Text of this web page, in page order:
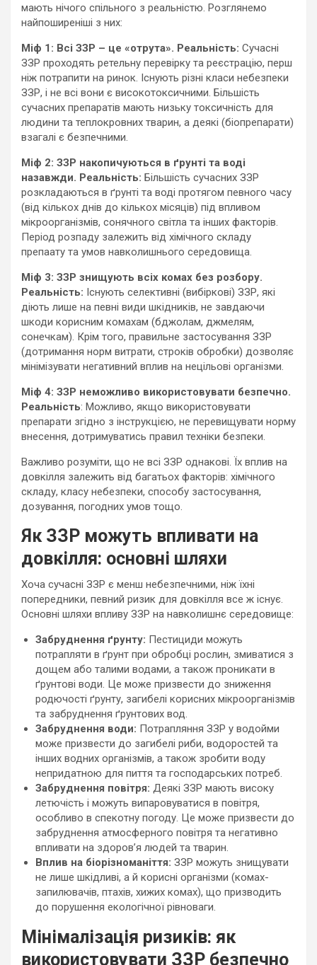
мають нічого спільного з реальністю. Розглянемо
найпоширеніші з них:
Міф 1: Всі ЗЗР – це «отрута». Реальність: Сучасні
ЗЗР проходять ретельну перевірку та реєстрацію, перш
ніж потрапити на ринок. Існують різні класи небезпеки
ЗЗР, і не всі вони є високотоксичними. Більшість
сучасних препаратів мають низьку токсичність для
людини та теплокровних тварин, а деякі (біопрепарати)
взагалі є безпечними.
Міф 2: ЗЗР накопичуються в ґрунті та воді
назавжди. Реальність: Більшість сучасних ЗЗР
розкладаються в ґрунті та воді протягом певного часу
(від кількох днів до кількох місяців) під впливом
мікроорганізмів, сонячного світла та інших факторів.
Період розпаду залежить від хімічного складу
препаату та умов навколишнього середовища.
Міф 3: ЗЗР знищують всіх комах без розбору.
Реальність: Існують селективні (вибіркові) ЗЗР, які
діють лише на певні види шкідників, не завдаючи
шкоди корисним комахам (бджолам, джмелям,
сонечкам). Крім того, правильне застосування ЗЗР
(дотримання норм витрати, строків обробки) дозволяє
мінімізувати негативний вплив на нецільові організми.
Міф 4: ЗЗР неможливо використовувати безпечно.
Реальність: Можливо, якщо використовувати
препарати згідно з інструкцією, не перевищувати норму
внесення, дотримуватись правил техніки безпеки.
Важливо розуміти, що не всі ЗЗР однакові. Їх вплив на
довкілля залежить від багатьох факторів: хімічного
складу, класу небезпеки, способу застосування,
дозування, погодних умов тощо.
Як ЗЗР можуть впливати на
довкілля: основні шляхи
Хоча сучасні ЗЗР є менш небезпечними, ніж їхні
попередники, певний ризик для довкілля все ж існує.
Основні шляхи впливу ЗЗР на навколишнє середовище:
Забруднення ґрунту: Пестициди можуть
потрапляти в ґрунт при обробці рослин, змиватися з
дощем або талими водами, а також проникати в
ґрунтові води. Це може призвести до зниження
родючості ґрунту, загибелі корисних мікроорганізмів
та забруднення ґрунтових вод.
Забруднення води: Потрапляння ЗЗР у водойми
може призвести до загибелі риби, водоростей та
інших водних організмів, а також зробити воду
непридатною для пиття та господарських потреб.
Забруднення повітря: Деякі ЗЗР мають високу
летючість і можуть випаровуватися в повітря,
особливо в спекотну погоду. Це може призвести до
забруднення атмосферного повітря та негативно
впливати на здоров’я людей та тварин.
Вплив на біорізноманіття: ЗЗР можуть знищувати
не лише шкідливі, а й корисні організми (комах-
запилювачів, птахів, хижих комах), що призводить
до порушення екологічної рівноваги.
Мінімалізація ризиків: як
використовувати ЗЗР безпечно